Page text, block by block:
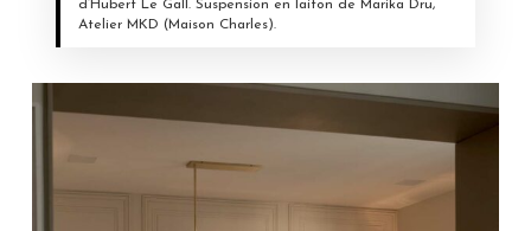
d’Hubert Le Gall. Suspension en laiton de Marika Dru,
Atelier MKD (Maison Charles).